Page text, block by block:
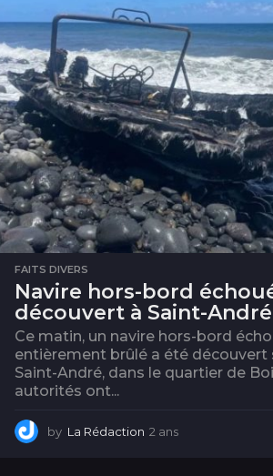
FAITS DIVERS
Navire hors-bord
découvert à Saint-André
Ce matin, un navire hors-bord
entièrement brûlé a été découvert
Saint-André, dans le quartier de
autorités ont...
by La Rédaction 2 ans